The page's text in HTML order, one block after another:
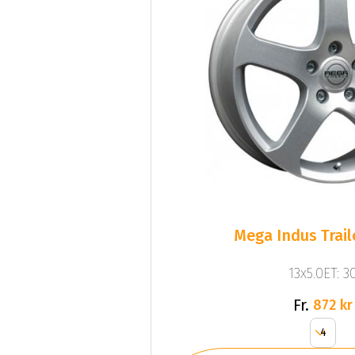
Mega Indus
13x5.0ET:
Fr. 872 kr